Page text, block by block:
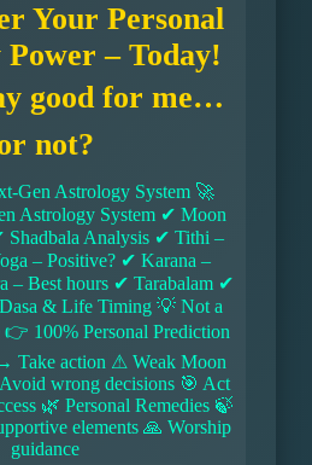
Your Personal
– Today!
good for me…
not?
Gen Astrology System 🚀
Astrology System ✔ Moon
Shadbala Analysis ✔ Tithi –
– Positive? ✔ Karana –
– Best hours ✔ Tarabalam ✔
& Life Timing 💡 Not a
👉 100% Personal Prediction
Take action ⚠ Weak Moon
wrong decisions 🎯 Act
🌿 Personal Remedies 🍃
elements 🙏 Worship
guidance